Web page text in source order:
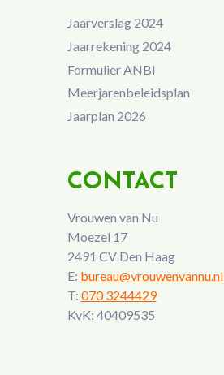
Jaarverslag 2024
Jaarrekening 2024
Formulier ANBI
Meerjarenbeleidsplan
Jaarplan 2026
CONTACT
Vrouwen van Nu
Moezel 17
2491 CV Den Haag
E: bureau@vrouwenvannu.nl
T: 070 3244429
KvK: 40409535